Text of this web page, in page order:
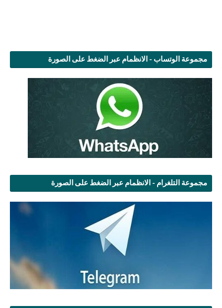
مجموعة الوتساب - الانظمام عبر الضغط على الصورة
مجموعة التلغرام - الانظمام عبر الضغط على الصورة